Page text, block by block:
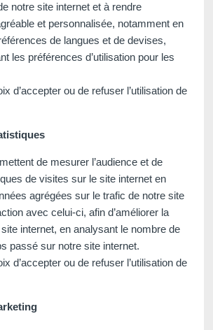
notre site internet et à rendre
et personnalisée, notamment en
de langues et de devises,
les préférences d’utilisation pour les
d’accepter ou de refuser l’utilisation de
de mesurer l’audience et de
de visites sur le site internet en
agrégées sur le trafic de notre site
avec celui-ci, afin d’améliorer la
internet, en analysant le nombre de
passé sur notre site internet.
d’accepter ou de refuser l’utilisation de